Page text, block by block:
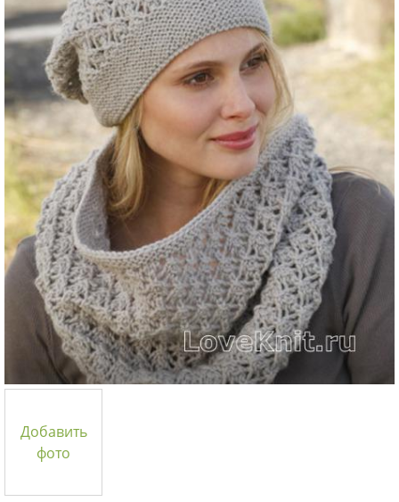
Добавить
фото